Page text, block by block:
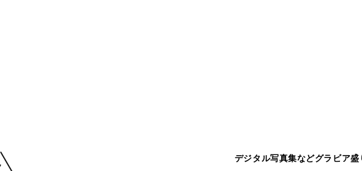
デジタル写真集などグラビア盛